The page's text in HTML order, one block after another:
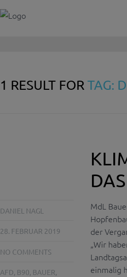
1 RESULT FOR TAG:
DANIEL NAGL
28. FEBRUAR 2019
NO COMMENTS
AFD, B90, BAUER,
MdL
der
„Wir
einmalig